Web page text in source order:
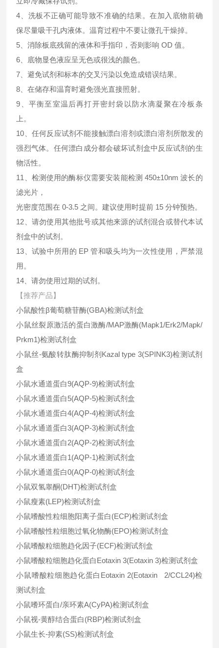
4、洗板不正确可能导致不准确的结果。在加入底物前确
保尽量吸干孔内液体。温育过程中不要让微孔干燥掉。
5、消除板底残留的液体和手指印，否则影响 OD 值。
6、底物显色液应呈无色或很浅的颜色。
7、避免试剂和标本的交叉污染以免造成错误结果。
8、在储存和温育时避免强光直接照射。
9、平衡至室温后再打开密封袋以防水滴凝聚在冷板条
上。
10、任何反应试剂不能接触漂白溶剂或漂白溶剂所散发的
强烈气体。任何漂白成分都会破坏试剂盒中反应试剂的生
物活性。
11、检测使用的酶标仪需要安装能检测 450±10nm 波长的
滤光片，
光密度范围在 0-3.5 之间。建议使用时提前 15 分钟预热。
12、请勿使用其他批号或其他来源的试剂混合或替代本试
剂盒中的试剂。
13、试验中所用的 EP 管和吸头均为一次性使用，严禁混
用。
14、请勿使用过期的试剂。
【推荐产品】
小鼠酸性β葡萄糖苷酶(GBA)检测试剂盒
小鼠丝裂原激活的蛋白激酶/MAP激酶(Mapk1/Erk2/Mapk/
Prkm1)检测试剂盒
小鼠丝-氨酸转肽酶抑制剂Kazal type 3(SPINK3)检测试剂
盒
小鼠水通道蛋白9(AQP-9)检测试剂盒
小鼠水通道蛋白5(AQP-5)检测试剂盒
小鼠水通道蛋白4(AQP-4)检测试剂盒
小鼠水通道蛋白3(AQP-3)检测试剂盒
小鼠水通道蛋白2(AQP-2)检测试剂盒
小鼠水通道蛋白1(AQP-1)检测试剂盒
小鼠水通道蛋白0(AQP-0)检测试剂盒
小鼠双氢睾酮(DHT)检测试剂盒
小鼠瘦素(LEP)检测试剂盒
小鼠嗜酸性粒细胞阳离子蛋白(ECP)检测试剂盒
小鼠嗜酸性粒细胞过氧化物酶(EPO)检测试剂盒
小鼠嗜酸粒细胞趋化因子(ECF)检测试剂盒
小鼠嗜酸粒细胞趋化蛋白Eotaxin 3(Eotaxin 3)检测试剂盒
小鼠嗜酸粒细胞趋化蛋白Eotaxin 2(Eotaxin 2/CCL24)检
测试剂盒
小鼠嗜环蛋白/亲环素A(CyPA)检测试剂盒
小鼠视-黄醇结合蛋白(RBP)检测试剂盒
小鼠生长-抑素(SS)检测试剂盒